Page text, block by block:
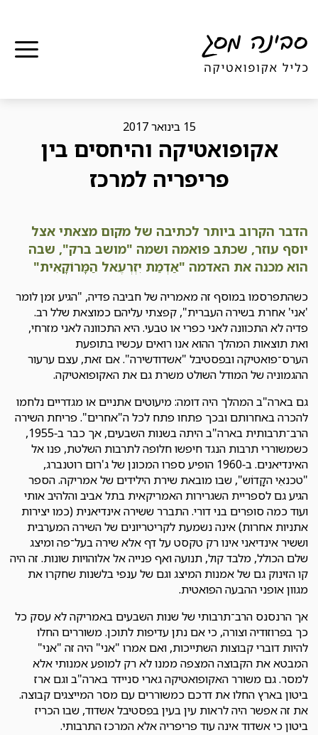
15 בינואר 2017
אקופואטיקה והיחסים בין
פריפריה למרכז
הדבר הקרוב ביותר לכתיבה של מקום מצאתי אצל
יוסף עוזר, שכתב פואמה ושמה "מושב ברק", שבה
הוא מכנה את האדמה "אַדְמַת יִזְרְעֶאל הַמָּרוֹקָאִית"
כשהתפרסמו במוסף זה מאמריה של חביבה פדיה, "הגיע זמן לומר
'אני' אחרת בשירה העברית", קפצתי עליהם כמוצאת שלל רב.
פדיה לא התכוונה לאני כפרי או טבעי. היא התכוונה לאני מזרחי,
ואת תוצאות המהלך ההוא אנו רואים עכשיו בתופעת
הערס־פואטיקה ובפסטיבל "אשדודשירה". אם זאת, עצם ערעור
ההגמוניה של המודל השולט משרת גם את האקופואטיקה.
גם בארה"ב המהלך היה דומה: מיעוטים אתניים או מגדריים נלחמו
להכרה באחרותם ובכך פתחו פתח לכל ה"אחרים". פריחת השירה
הרב־תרבותית בארה"ב היתה בשנות השבעים, אך כבר ב-1955,
כשמשוררי תרבות הנגד חיפשו חלופה לתרבות השלטת, פנו אל
האינדיאנים. ב-1960 הופיע ספרו המכונן של ג'רום רוטנברג,
"טכנאֵי הקָדוֹש", שבו מובאת שירת הילידים של אמריקה. הספר
הגיע גם לספריית השגרירות האמריקאית בתל אביב והלהיב אותי
ועוד כמה סופרים בני דורי. התברר ששירה אינדיאנית (כמו יצירות
אתניות אחרות) אינה נשמעת לקריטריונים של השירה המערבית
וששיר אינדיאני אינו רק טקסט על דף אלא שירה בעל־פה ומיצג
שלם הכולל, מלבד קול, תנועה ואף פנייה אל אלוהויות שונות. זה היה
קו הזינוק גם של אמנות המיצג וגם של ענפי בלשנות שחקרו את
מגוון אופני ההבעה הפואטית.
אך הרנסנס הרב־תרבותי של שנות השבעים באמריקה לא עסק כל
כך בפרוזודיה וצורה, כי אם נתן עדיפות לתוכן. משוררים החלו
להיות דוברי קבוצות השתייכות, ואם אמרו "אני" היה זה "אני"
המבטא את הקבוצה המצפה ממנו לא רק למופע אמנותי אלא
למסר. גם משורר האקופואטיקה גארי סניידר בארה"ב וגם ארז
ביטון בארץ החלו את דרכם כמשוררים עם מסר המייצגים קבוצה.
את זה אפשר היה לראות עין בעין בפסטיבל אשדוד, שבו הכריז
ביטון כי אשדוד אינה עוד פריפריה אלא המרכז התרבותי.